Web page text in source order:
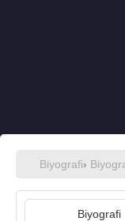
Biyografi›
Biyografi